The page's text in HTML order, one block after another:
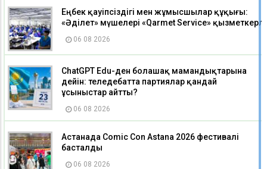
Еңбек қауіпсіздігі мен жұмысшылар құқығы:
«Әділет» мүшелері «Qarmet Service»
06 08 2026
ChatGPT Edu-ден болашақ мамандықтарына
дейін: теледебатта партиялар қандай
ұсыныстар айтты?
06 08 2026
Астанада Comic Con Astana 2026 фестивалі
басталды
06 08 2026